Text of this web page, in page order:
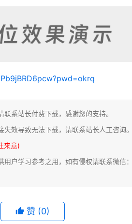
系站长付费下载，感谢您的支持。
效导致无法下载，请联系站长人工咨询。
来意)
用户学习参考之用，如有侵权请联系微信
赞 (0)